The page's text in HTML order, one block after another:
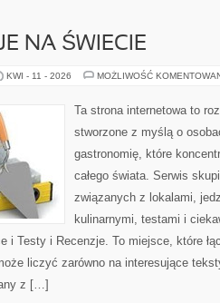
NA ŚWIECIE
KWI - 11 - 2026 MOŻLIWOŚĆ
Ta strona internetowa to
stworzone z myślą o
gastronomię, które
całego świata. Serwis
związanych z lokalami,
kulinarnymi, testami i
i Testy i Recenzje. To miejsce, które
liczyć zarówno na interesujące
z […]